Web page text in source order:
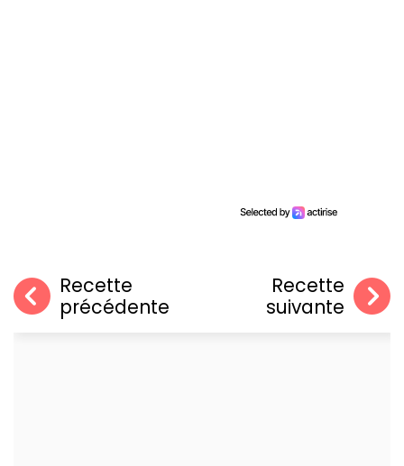
Recette
précédente
Recette
suivante